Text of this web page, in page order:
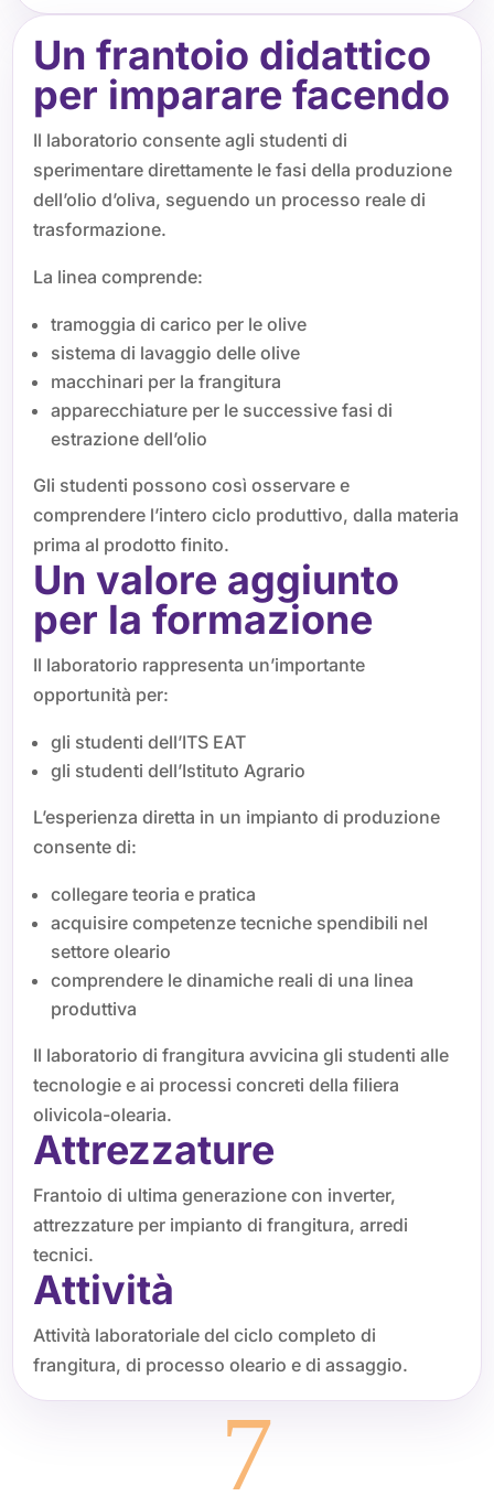
Un frantoio didattico
per imparare facendo
Il laboratorio consente agli studenti di
sperimentare direttamente le fasi della produzione
dell’olio d’oliva, seguendo un processo reale di
trasformazione.
La linea comprende:
tramoggia di carico per le olive
sistema di lavaggio delle olive
macchinari per la frangitura
apparecchiature per le successive fasi di
estrazione dell’olio
Gli studenti possono così osservare e
comprendere l’intero ciclo produttivo, dalla materia
prima al prodotto finito.
Un valore aggiunto
per la formazione
Il laboratorio rappresenta un’importante
opportunità per:
gli studenti dell’ITS EAT
gli studenti dell’Istituto Agrario
L’esperienza diretta in un impianto di produzione
consente di:
collegare teoria e pratica
acquisire competenze tecniche spendibili nel
settore oleario
comprendere le dinamiche reali di una linea
produttiva
Il laboratorio di frangitura avvicina gli studenti alle
tecnologie e ai processi concreti della filiera
olivicola-olearia.
Attrezzature
Frantoio di ultima generazione con inverter,
attrezzature per impianto di frangitura, arredi
tecnici.
Attività
Attività laboratoriale del ciclo completo di
frangitura, di processo oleario e di assaggio.
7